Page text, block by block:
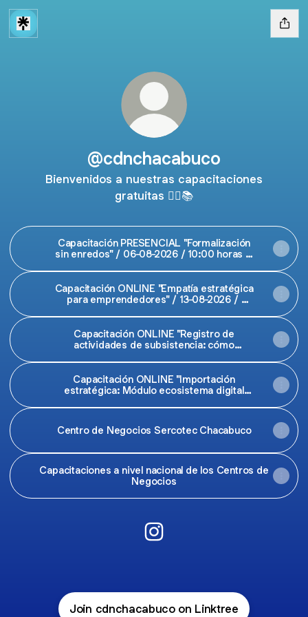
@cdnchacabuco
Bienvenidos a nuestras capacitaciones
gratuitas 👇🏻📚
Capacitación PRESENCIAL "Formalización
sin enredos" / 06-08-2026 / 10:00 horas /
Capacitación ONLINE "Empatía estratégica
para emprendedores" / 13-08-2026 /
Capacitación ONLINE "Registro de
actividades de subsistencia: cómo
2026 / 10:00 horas
Capacitación ONLINE "Importación
estratégica: Módulo ecosistema digital
Centro de Negocios Sercotec Chacabuco
Capacitaciones a nivel nacional de los Centros de
Negocios
Join cdnchacabuco on Linktree